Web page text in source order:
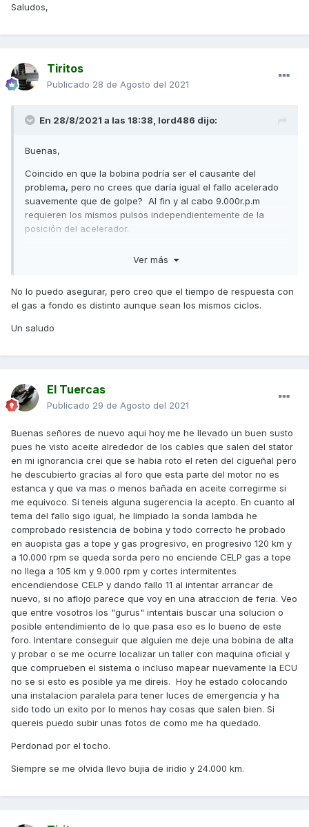
Saludos,
Tiritos
Publicado 28 de Agosto del 2021
En 28/8/2021 a las 18:38, lord486 dijo:
Buenas,
Coincido en que la bobina podría ser el causante del
problema, pero no crees que daría igual el fallo acelerado
suavemente que de golpe? Al fin y al cabo 9.000r.p.m
requieren los mismos pulsos independientemente de la
posición del acelerador.
Ver más
No lo puedo asegurar, pero creo que el tiempo de respuesta con
el gas a fondo es distinto aunque sean los mismos ciclos.
Un saludo
El Tuercas
Publicado 29 de Agosto del 2021
Buenas señores de nuevo aqui hoy me he llevado un buen susto
pues he visto aceite alrededor de los cables que salen del stator
en mi ignorancia crei que se habia roto el reten del cigueñal pero
he descubierto gracias al foro que esta parte del motor no es
estanca y que va mas o menos bañada en aceite corregirme si
me equivoco. Si teneis alguna sugerencia la acepto. En cuanto al
tema del fallo sigo igual, he limpiado la sonda lambda he
comprobado resistencia de bobina y todo correcto he probado
en auopista gas a tope y gas progresivo, en progresivo 120 km y
a 10.000 rpm se queda sorda pero no enciende CELP gas a tope
no llega a 105 km y 9.000 rpm y cortes intermitentes
encendiendose CELP y dando fallo 11 al intentar arrancar de
nuevo, si no aflojo parece que voy en una atraccion de feria. Veo
que entre vosotros los "gurus" intentais buscar una solucion o
posible entendimiento de lo que pasa eso es lo bueno de este
foro. Intentare conseguir que alguien me deje una bobina de alta
y probar o se me ocurre localizar un taller con maquina oficial y
que comprueben el sistema o incluso mapear nuevamente la ECU
no se si esto es posible ya me direis. Hoy he estado colocando
una instalacion paralela para tener luces de emergencia y ha
sido todo un exito por lo menos hay cosas que salen bien. Si
quereis puedo subir unas fotos de como me ha quedado.
Perdonad por el tocho.
Siempre se me olvida llevo bujia de iridio y 24.000 km.